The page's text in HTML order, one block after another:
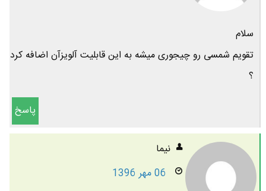
سلام
تقویم شمسی رو چیجوری میشه به این قابلیت آلویزآن اضافه کرد
؟
پاسخ
نیما
06 مهر 1396